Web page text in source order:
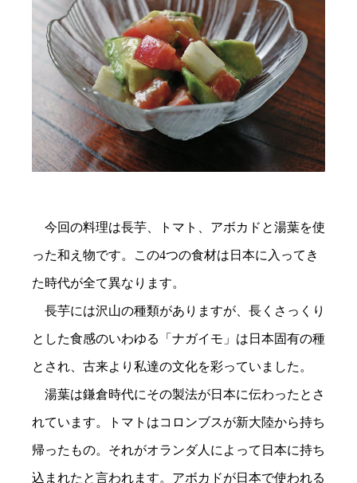
今回の料理は長芋、トマト、アボカドと湯葉を使
った和え物です。この4つの食材は日本に入ってき
た時代が全て異なります。
長芋には沢山の種類がありますが、長くさっくり
とした食感のいわゆる「ナガイモ」は日本固有の種
とされ、古来より私達の文化を彩っていました。
湯葉は鎌倉時代にその製法が日本に伝わったとさ
れています。トマトはコロンブスが新大陸から持ち
帰ったもの。それがオランダ人によって日本に持ち
込まれたと言われます。アボカドが日本で使われる